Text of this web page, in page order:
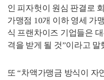
인 피자헛이 원심 판결로
가맹점 10개 이하 영세 가
식 프랜차이즈 기업들은
격을 받게 될 것”이라고 말
또“차액가맹금 방식이 자